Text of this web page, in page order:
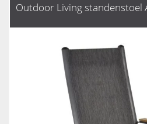
Outdoor Living standenstoel